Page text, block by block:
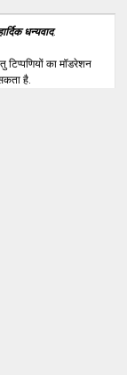
धन्यवाद.
टिप्पणियों का मॉडरेशन
है.